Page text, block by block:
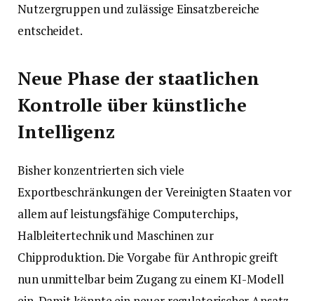
Nutzergruppen und zulässige Einsatzbereiche
entscheidet.
Neue Phase der staatlichen
Kontrolle über künstliche
Intelligenz
Bisher konzentrierten sich viele
Exportbeschränkungen der Vereinigten Staaten vor
allem auf leistungsfähige Computerchips,
Halbleitertechnik und Maschinen zur
Chipproduktion. Die Vorgabe für Anthropic greift
nun unmittelbar beim Zugang zu einem KI-Modell